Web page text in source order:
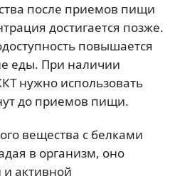
после приемов пищи
достигается позже.
повышается
еды. При наличии
нужно использовать
до приемов пищи.
вещества с белками
в организм, оно
и активной